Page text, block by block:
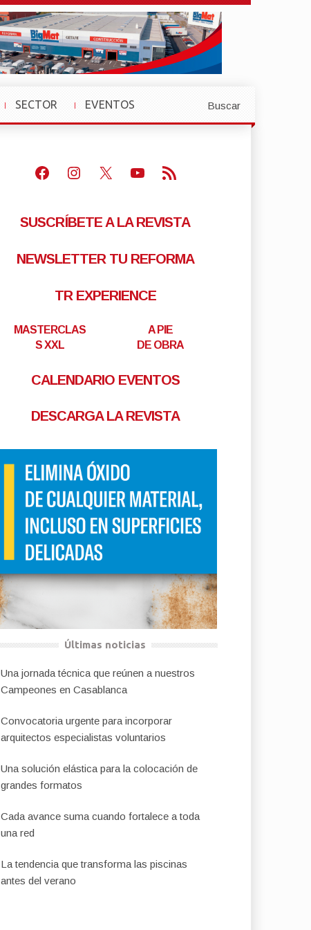
SECTOR
»
EVENTOS
»
Buscar
Facebook
Instagram
X Youtube
Feed RSS
SUSCRÍBETE A LA REVISTA
NEWSLETTER TU REFORMA
TR EXPERIENCE
MASTERCLAS
S XXL
A PIE
DE OBRA
CALENDARIO EVENTOS
DESCARGA LA REVISTA
Últimas noticias
Una jornada técnica que reúnen a nuestros
Campeones en Casablanca
Convocatoria urgente para incorporar
arquitectos especialistas voluntarios
Una solución elástica para la colocación de
grandes formatos
Cada avance suma cuando fortalece a toda
una red
La tendencia que transforma las piscinas
antes del verano